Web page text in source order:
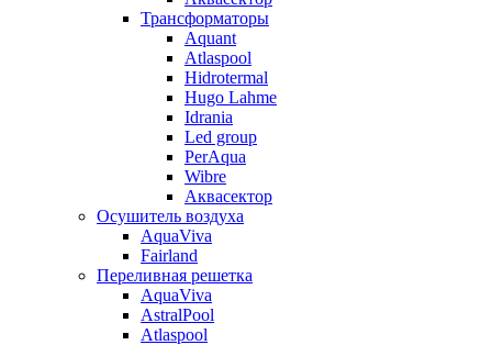
Трансформаторы
Aquant
Atlaspool
Hidrotermal
Hugo Lahme
Idrania
Led group
PerAqua
Wibre
Аквасектор
Осушитель воздуха
AquaViva
Fairland
Переливная решетка
AquaViva
AstralPool
Atlaspool